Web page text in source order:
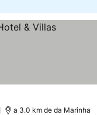
a 3.0 km de da Marinha